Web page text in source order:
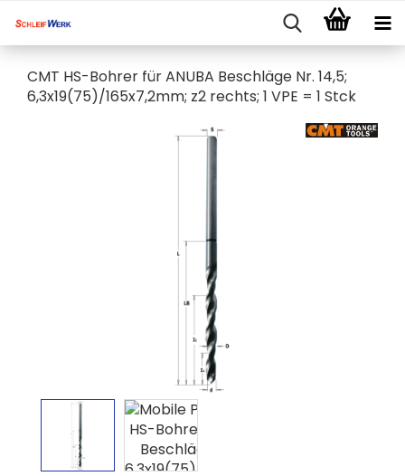
CMT HS-Bohrer für ANUBA Beschläge Nr. 14,5;
6,3x19(75)/165x7,2mm; z2 rechts; 1 VPE = 1 Stck